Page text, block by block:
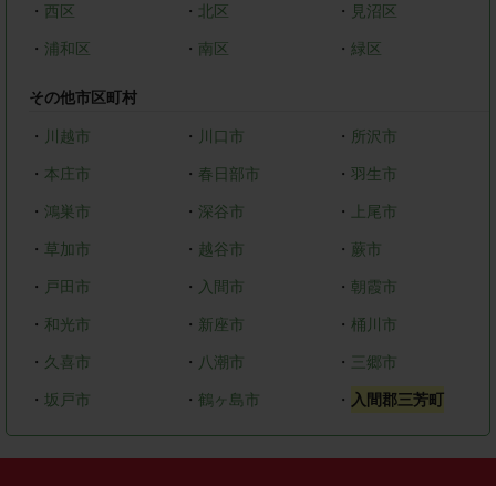
・ 西区 ・ 北区 ・ 見沼区
・ 浦和区 ・ 南区 ・ 緑区
その他市区町村
・ 川越市 ・ 川口市 ・ 所沢市
・ 本庄市 ・ 春日部市 ・羽生市
・ 鴻巣市 ・ 深谷市 ・ 上尾市
・ 草加市 ・ 越谷市 ・ 蕨市
・ 戸田市 ・ 入間市 ・ 朝霞市
・ 和光市 ・ 新座市 ・ 桶川市
・ 久喜市 ・ 八潮市 ・ 三郷市
・ 坂戸市 ・ 鶴ヶ島市 ・ 入間郡三芳町